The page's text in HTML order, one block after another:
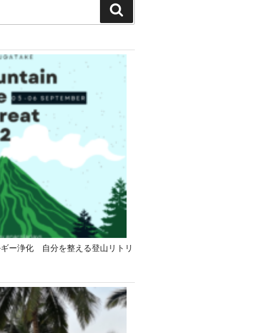
索
ー浄化 自分を整える登山リトリ